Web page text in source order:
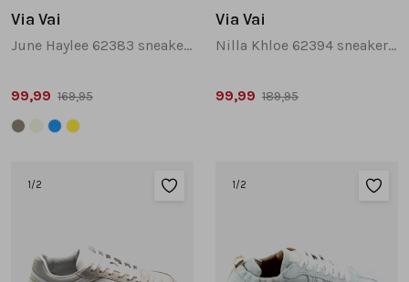
Via Vai
June Haylee 62383 sneakers geel
99,99 169,95
Via Vai
Nilla Khloe 62394 sneakers beige multi
99,99 189,95
1 /2 1 /2